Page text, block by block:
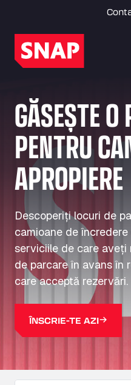
GĂSEȘTE O
PENTRU
APROPIERE
Descoperiți locuri de
camioane de
serviciile de care aveți
de parcare în avans în
care acceptă rezervări.
ÎNSCRIE-TE AZI